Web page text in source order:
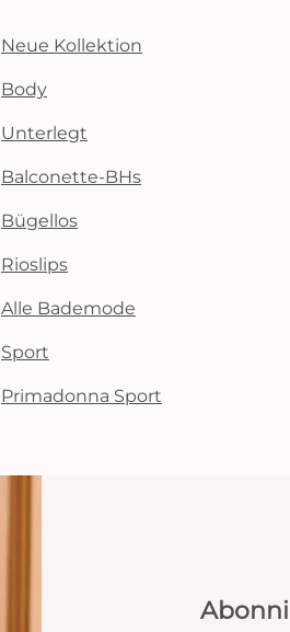
Neue Kollektion
Body
Unterlegt
Balconette-BHs
Bügellos
Rioslips
Alle Bademode
Sport
Primadonna Sport